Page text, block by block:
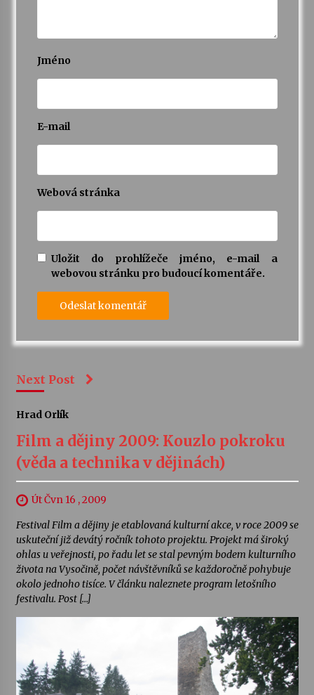
Jméno
E-mail
Webová stránka
Uložit do prohlížeče jméno, e-mail a
webovou stránku pro budoucí komentáře.
Next Post
Hrad Orlík
Film a dějiny 2009: Kouzlo pokroku
(věda a technika v dějinách)
Út Čvn 16 , 2009
Festival Film a dějiny je etablovaná kulturní akce, v roce 2009 se
uskuteční již devátý ročník tohoto projektu. Projekt má široký
ohlas u veřejnosti, po řadu let se stal pevným bodem kulturního
života na Vysočině, počet návštěvníků se každoročně pohybuje
okolo jednoho tisíce. V článku naleznete program letošního
festivalu. Post […]